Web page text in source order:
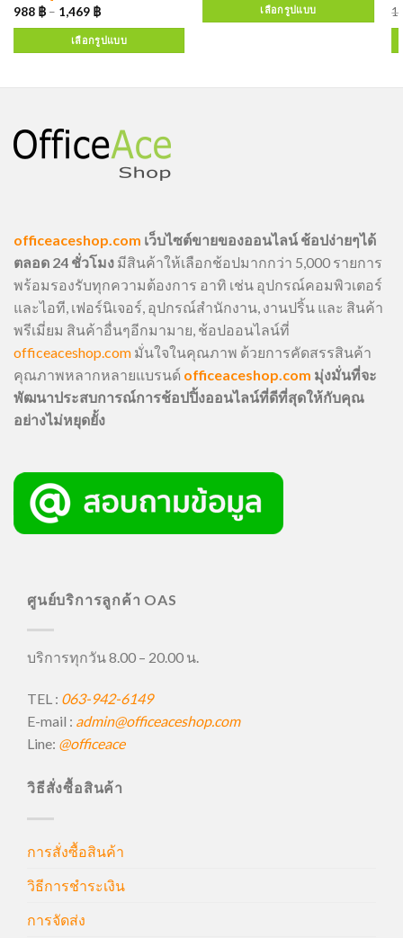
988 ฿– 1,469 ฿
เลือกรูปแบบ
เลือกรูปแบบ
officeaceshop.com เว็บไซต์ขายของออนไลน์ ช้อปง่ายๆได้
ตลอด 24 ชั่วโมง มีสินค้าให้เลือกช้อปมากกว่า 5,000 รายการ
พร้อมรองรับทุกความต้องการ อาทิ เช่น อุปกรณ์คอมพิวเตอร์
และไอที, เฟอร์นิเจอร์, อุปกรณ์สำนักงาน, งานปริ้น และ สินค้า
พรีเมี่ยม สินค้าอื่นๆอีกมามาย, ช้อปออนไลน์ที่
officeaceshop.com มั่นใจในคุณภาพ ด้วยการคัดสรรสินค้า
คุณภาพหลากหลายแบรนด์ officeaceshop.com มุ่งมั่นที่จะ
พัฒนาประสบการณ์การช้อปปิ้งออนไลน์ที่ดีที่สุดให้กับคุณ
อย่างไม่หยุดยั้ง
ศูนย์บริการลูกค้า OAS
บริการทุกวัน 8.00 – 20.00 น.
TEL : 063-942-6149
E-mail : admin@officeaceshop.com
Line: @officeace
วิธีสั่งซื้อสินค้า
การสั่งซื้อสินค้า
วิธีการชำระเงิน
การจัดส่ง